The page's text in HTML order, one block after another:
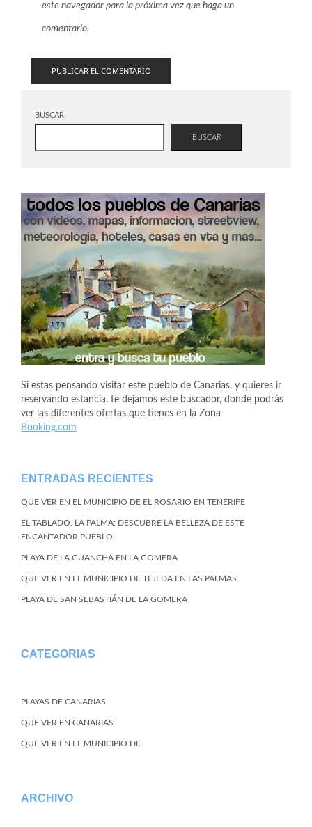
este navegador para la próxima vez que haga un
comentario.
BUSCAR
BUSCAR
Si estas pensando visitar este pueblo de Canarias, y quieres ir
reservando estancia, te dejamos este buscador, donde podrás
ver las diferentes ofertas que tienes en la Zona
Booking.com
ENTRADAS RECIENTES
QUE VER EN EL MUNICIPIO DE EL ROSARIO EN TENERIFE
EL TABLADO, LA PALMA: DESCUBRE LA BELLEZA DE ESTE
ENCANTADOR PUEBLO
PLAYA DE LA GUANCHA EN LA GOMERA
QUE VER EN EL MUNICIPIO DE TEJEDA EN LAS PALMAS
PLAYA DE SAN SEBASTIÁN DE LA GOMERA
CATEGORIAS
PLAYAS DE CANARIAS
QUE VER EN CANARIAS
QUE VER EN EL MUNICIPIO DE
ARCHIVO